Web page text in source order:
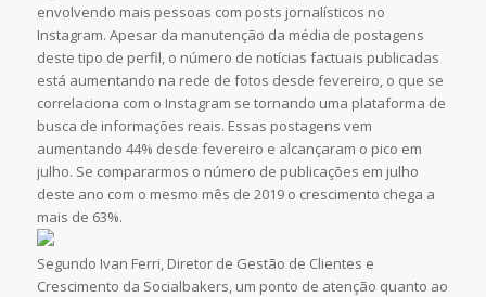
envolvendo mais pessoas com posts jornalísticos no
Instagram. Apesar da manutenção da média de postagens
deste tipo de perfil, o número de notícias factuais publicadas
está aumentando na rede de fotos desde fevereiro, o que se
correlaciona com o Instagram se tornando uma plataforma de
busca de informações reais. Essas postagens vem
aumentando 44% desde fevereiro e alcançaram o pico em
julho. Se compararmos o número de publicações em julho
deste ano com o mesmo mês de 2019 o crescimento chega a
mais de 63%.
Segundo Ivan Ferri, Diretor de Gestão de Clientes e
Crescimento da Socialbakers, um ponto de atenção quanto ao